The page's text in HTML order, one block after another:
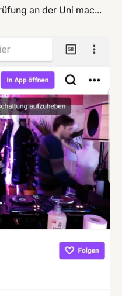
an der Uni mac...